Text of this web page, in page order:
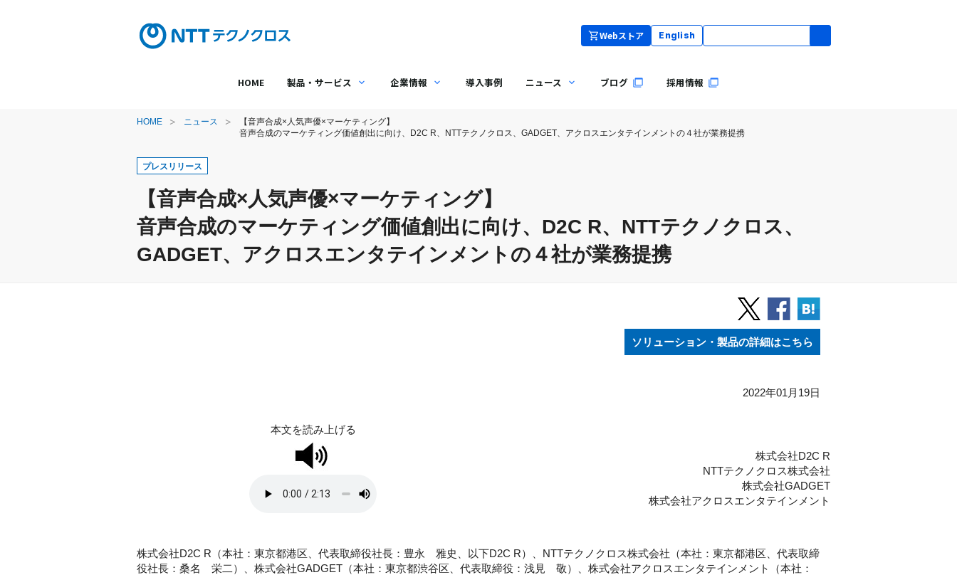
Webストア English
HOME 製品・サービス 企業情報 導入事例 ニュース ブログ 採用情報
HOME ニュース
【音声合成×人気声優×マーケティング】
音声合成のマーケティング価値創出に向け、D2C R、NTTテクノクロス、GADGET、アクロスエンタテインメントの４社が業務提携
プレスリリース
【音声合成×人気声優×マーケティング】
音声合成のマーケティング価値創出に向け、D2C R、NTTテクノクロス、
GADGET、アクロスエンタテインメントの４社が業務提携
ソリューション・製品の詳細はこちら
2022年01月19日
本文を読み上げる
株式会社D2C R
NTTテクノクロス株式会社
株式会社GADGET
株式会社アクロスエンタテインメント
株式会社D2C R（本社：東京都港区、代表取締役社長：豊永 雅史、以下D2C R）、NTTテクノクロス株式会社（本社：東京都港区、代表取締
役社長：桑名 栄二）、株式会社GADGET（本社：東京都渋谷区、代表取締役：浅見 敬）、株式会社アクロスエンタテインメント（本社：